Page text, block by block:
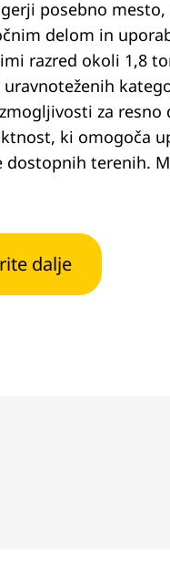
posebno
delom in
razred okoli 1,8
za
ki omogoča
dostopnih terenih.
dalje